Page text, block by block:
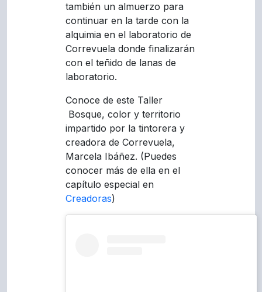
también un almuerzo para
continuar en la tarde con la
alquimia en el laboratorio de
Correvuela donde finalizarán
con el teñido de lanas de
laboratorio.
Conoce de este Taller
Bosque, color y territorio
impartido por la tintorera y
creadora de Correvuela,
Marcela Ibáñez. (Puedes
conocer más de ella en el
capítulo especial en
Creadoras)